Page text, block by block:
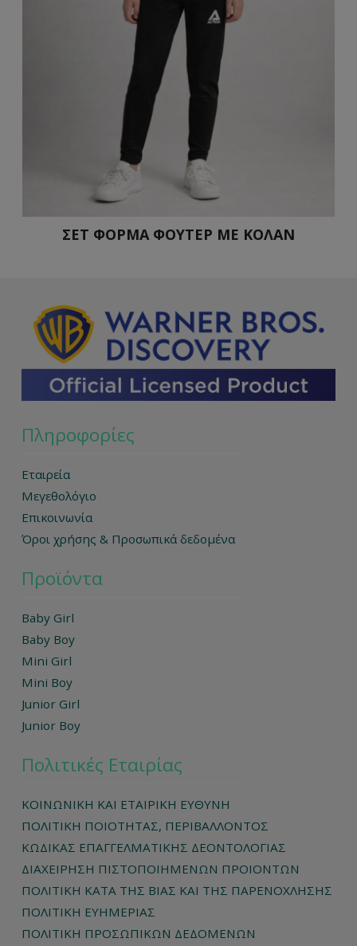
ΣΕΤ ΦΟΡΜΑ ΦΟΥΤΕΡ ΜΕ ΚΟΛΑΝ
Πληροφορίες
Εταιρεία
Μεγεθολόγιο
Επικοινωνία
Όροι χρήσης & Προσωπικά δεδομένα
Προϊόντα
Baby Girl
Baby Boy
Mini Girl
Mini Boy
Junior Girl
Junior Boy
Πολιτικές Εταιρίας
ΚΟΙΝΩΝΙΚΗ ΚΑΙ ΕΤΑΙΡΙΚΗ ΕΥΘΥΝΗ
ΠΟΛΙΤΙΚΗ ΠΟΙΟΤΗΤΑΣ, ΠΕΡΙΒΑΛΛΟΝΤΟΣ
ΚΩΔΙΚΑΣ ΕΠΑΓΓΕΛΜΑΤΙΚΗΣ ΔΕΟΝΤΟΛΟΓΙΑΣ
ΔΙΑΧΕΙΡΗΣΗ ΠΙΣΤΟΠΟΙΗΜΕΝΩΝ ΠΡΟΙΟΝΤΩΝ
ΠΟΛΙΤΙΚΗ ΚΑΤΑ ΤΗΣ ΒΙΑΣ ΚΑΙ ΤΗΣ ΠΑΡΕΝΟΧΛΗΣΗΣ
ΠΟΛΙΤΙΚΗ ΕΥΗΜΕΡΙΑΣ
ΠΟΛΙΤΙΚΗ ΠΡΟΣΩΠΙΚΩΝ ΔΕΔΟΜΕΝΩΝ